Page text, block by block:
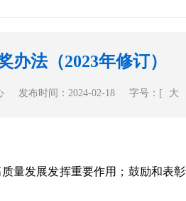
办法（2023年修订）
发布时间：2024-02-18 字号：[ 大
发展发挥重要作用；鼓励和表